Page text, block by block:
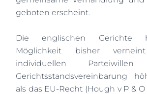
geboten erscheint.
Die englischen Gerichte
Möglichkeit bisher
individuellen
Gerichtsstandsvereinbarung
als das EU-Recht (Hough v P &